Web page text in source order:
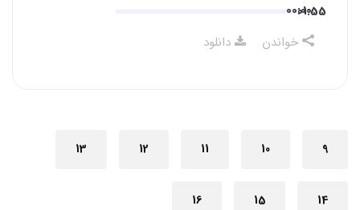
00:0001:55
خواندن
دانلود
9
10
11
12
13
14
15
16